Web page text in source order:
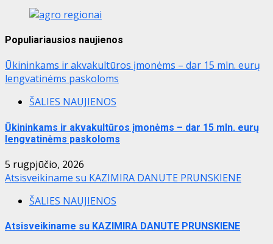
Populiariausios naujienos
Ūkininkams ir akvakultūros įmonėms – dar 15 mln. eurų
lengvatinėms paskoloms
ŠALIES NAUJIENOS
Ūkininkams ir akvakultūros įmonėms – dar 15 mln. eurų
lengvatinėms paskoloms
5 rugpjūčio, 2026
Atsisveikiname su KAZIMIRA DANUTE PRUNSKIENE
ŠALIES NAUJIENOS
Atsisveikiname su KAZIMIRA DANUTE PRUNSKIENE